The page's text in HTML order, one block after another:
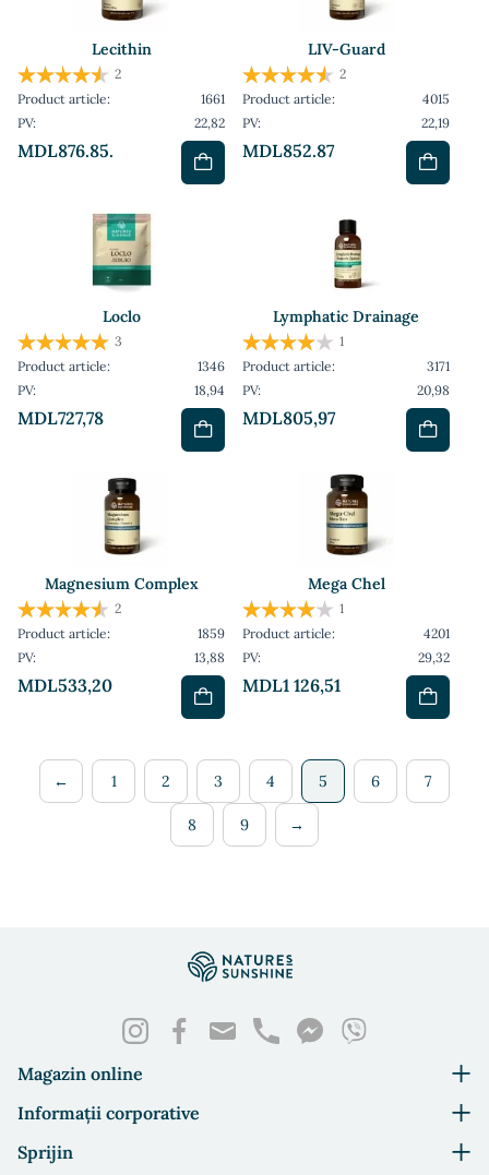
Lecithin
MDL876.85.
2
Product article:
1661
PV:
22,82
LIV-Guard
MDL852.87
2
Product article:
4015
PV:
22,19
Loclo
MDL727,78
3
Product article:
1346
PV:
18,94
Lymphatic Drainage
MDL805,97
1
Product article:
3171
PV:
20,98
Magnesium Complex
MDL533,20
2
Product article:
1859
PV:
13,88
Mega Chel
MDL1 126,51
1
Product article:
4201
PV:
29,32
← 1 2 3 4 5 6 7
8 9 →
Magazin online
Informații corporative
Sprijin